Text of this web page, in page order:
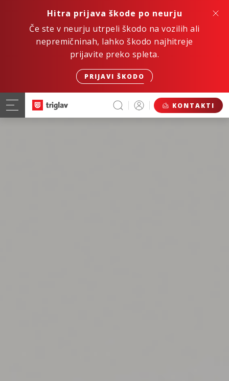
Hitra prijava škode po neurju
Če ste v neurju utrpeli škodo na vozilih ali
nepremičninah, lahko škodo najhitreje
prijavite preko spleta.
PRIJAVI ŠKODO
KONTAKTI